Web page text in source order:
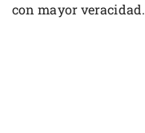
con mayor veracidad.